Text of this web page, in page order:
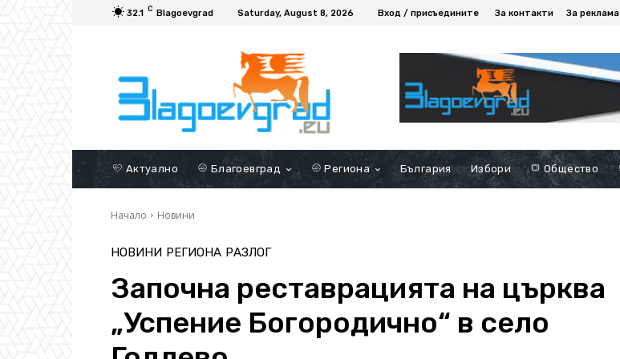
32.1 C Blagoevgrad Saturday, August 8, 2026 Вход / присъедините За контакти За реклама
Актуално Благоевград Региона България Избори Общество
Начало Новини
НОВИНИ РЕГИОНА РАЗЛОГ
Започна реставрацията на църква
„Успение Богородично“ в село